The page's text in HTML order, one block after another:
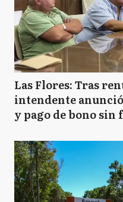
Las Flores: Tras
intendente
y pago de bono sin